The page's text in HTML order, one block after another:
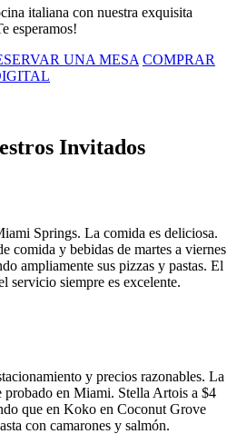
italiana con nuestra exquisita
esperamos!
UNA MESA COMPRAR
Invitados
Springs. La comida es deliciosa.
comida y bebidas de martes a viernes
ampliamente sus pizzas y pastas. El
servicio siempre es excelente.
y precios razonables. La
probado en Miami. Stella Artois a $4
que en Koko en Coconut Grove
con camarones y salmón.